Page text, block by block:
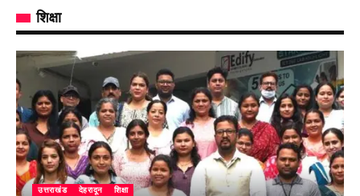
शिक्षा
उत्तराखंड देहरादून शिक्षा